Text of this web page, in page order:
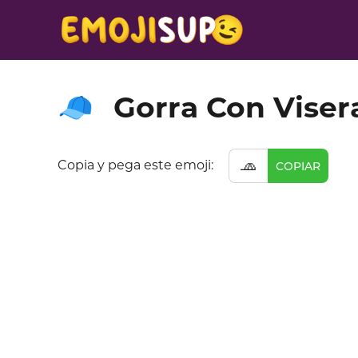
🧢 Gorra Con
Copia y pega este emoji: 🧢 COPIAR